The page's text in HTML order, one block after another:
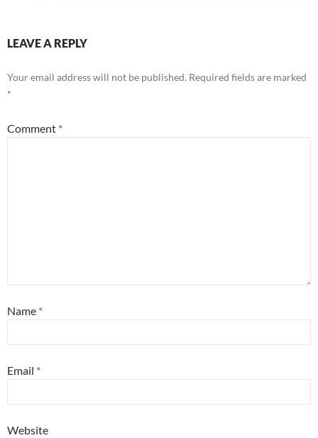
LEAVE A REPLY
Your email address will not be published. Required fields are marked
*
Comment *
Name *
Email *
Website